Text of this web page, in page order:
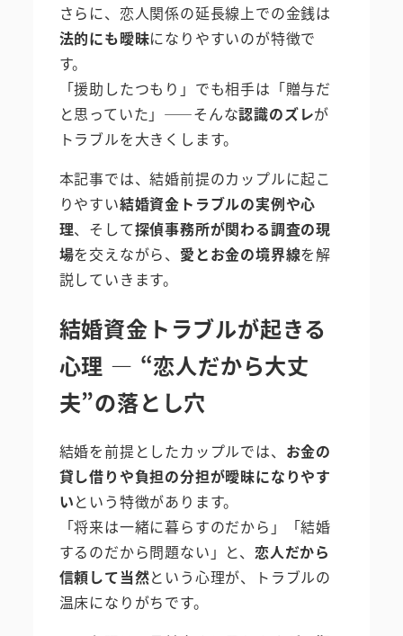
さらに、恋人関係の延長線上での金銭は
法的にも曖昧になりやすいのが特徴で
す。
「援助したつもり」でも相手は「贈与だ
と思っていた」――そんな認識のズレが
トラブルを大きくします。
本記事では、結婚前提のカップルに起こ
りやすい結婚資金トラブルの実例や心
理、そして探偵事務所が関わる調査の現
場を交えながら、 愛とお金の境界線を解
説していきます。
結婚資金トラブルが起きる
心理 ― “恋人だから大丈
夫”の落とし穴
結婚を前提としたカップルでは、 お金の
貸し借りや負担の分担が曖昧になりやす
いという特徴があります。
「将来は一緒に暮らすのだから」「結婚
するのだから問題ない」と、 恋人だから
信頼して当然という心理が、トラブルの
温床になりがちです。